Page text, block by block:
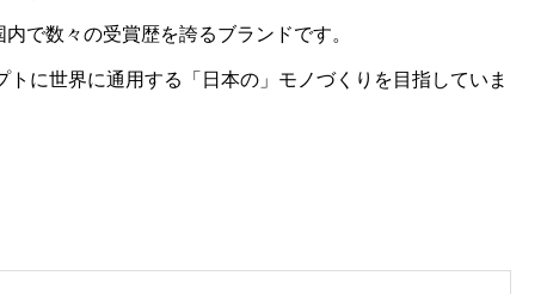
で数々の受賞歴を誇るブランドです。
トに世界に通用する「日本の」モノづくりを目指していま